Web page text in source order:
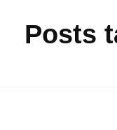
Posts